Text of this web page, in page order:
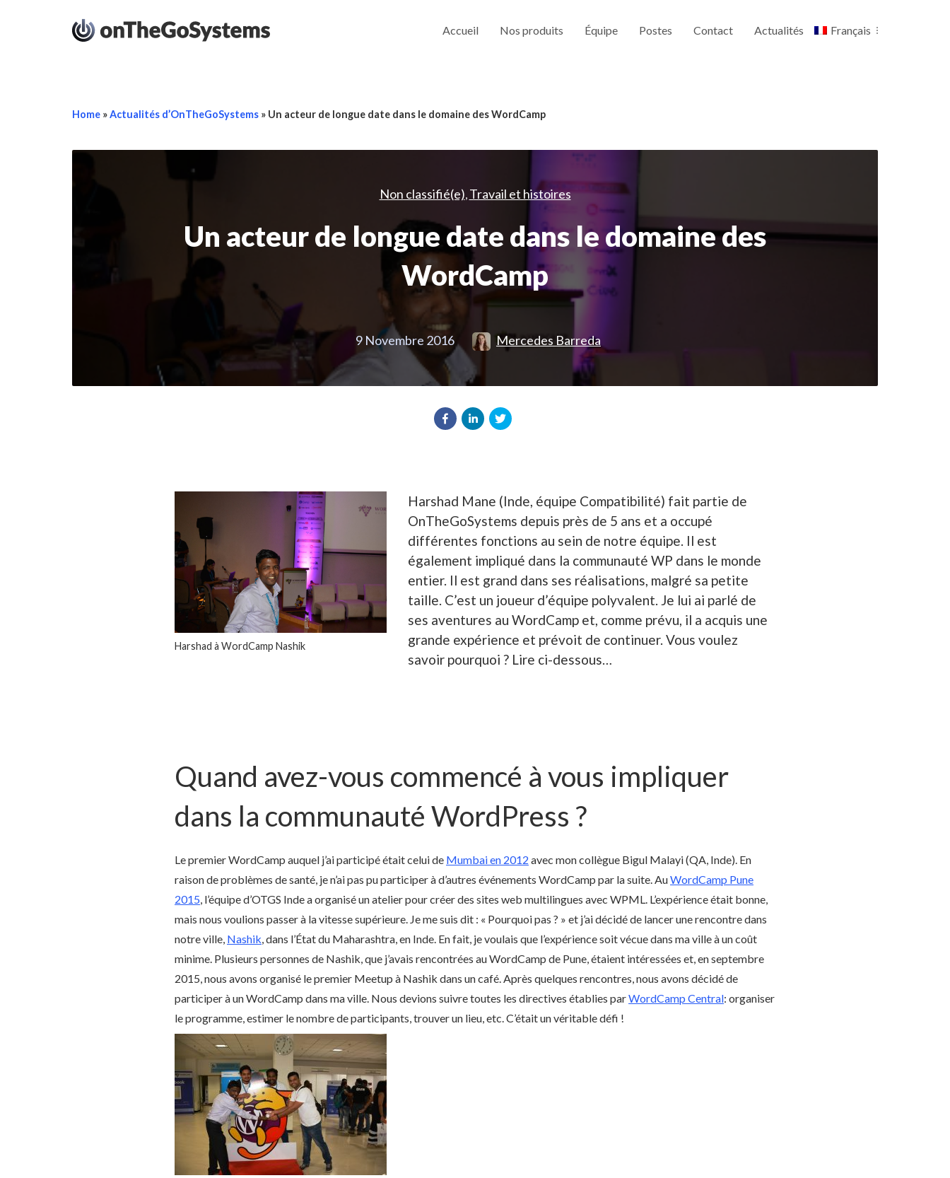
Accueil Nos produits Équipe Postes Contact Actualités Français
Home »Actualités d’OnTheGoSystems » Un acteur de longue date dans le domaine des WordCamp
Non classifié(e), Travail et histoires
Un acteur de longue date dans le domaine des
WordCamp
9 Novembre 2016 Mercedes Barreda
Harshad à WordCamp Nashik
Harshad Mane (Inde, équipe Compatibilité) fait partie de
OnTheGoSystems depuis près de 5 ans et a occupé
différentes fonctions au sein de notre équipe. Il est
également impliqué dans la communauté WP dans le monde
entier. Il est grand dans ses réalisations, malgré sa petite
taille. C’est un joueur d’équipe polyvalent. Je lui ai parlé de
ses aventures au WordCamp et, comme prévu, il a acquis une
grande expérience et prévoit de continuer. Vous voulez
savoir pourquoi ? Lire ci-dessous…
Quand avez-vous commencé à vous impliquer
dans la communauté WordPress ?
Le premier WordCamp auquel j’ai participé était celui de Mumbai en 2012 avec mon collègue Bigul Malayi (QA, Inde). En
raison de problèmes de santé, je n’ai pas pu participer à d’autres événements WordCamp par la suite. AuWordCamp Pune
2015, l’équipe d’OTGS Inde a organisé un atelier pour créer des sites web multilingues avec WPML. L’expérience était bonne,
mais nous voulions passer à la vitesse supérieure. Je me suis dit : « Pourquoi pas ? » et j’ai décidé de lancer une rencontre dans
notre ville, Nashik, dans l’État du Maharashtra, en Inde. En fait, je voulais que l’expérience soit vécue dans ma ville à un coût
minime. Plusieurs personnes de Nashik, que j’avais rencontrées au WordCamp de Pune, étaient intéressées et, en septembre
2015, nous avons organisé le premier Meetup à Nashik dans un café. Après quelques rencontres, nous avons décidé de
participer à un WordCamp dans ma ville. Nous devions suivre toutes les directives établies parWordCamp Central: organiser
le programme, estimer le nombre de participants, trouver un lieu, etc. C’était un véritable défi !